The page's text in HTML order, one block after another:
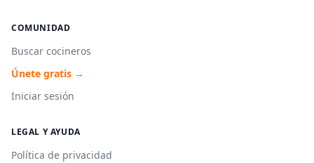
COMUNIDAD
Buscar cocineros
Únete gratis →
Iniciar sesión
LEGAL Y AYUDA
Política de privacidad